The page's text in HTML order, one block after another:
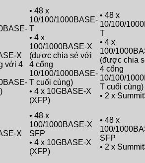
X
với 4
• 48 x
10/100/1000BASE-
T
• 4 x
100/1000BASE-X
(được chia sẻ với
4 cổng
10/100/1000BASE-
T cuối cùng)
• 4 x 10GBASE-X
(XFP)
• 48 x
10/100/
T
• 4 x
100/
(được chia
4 cổng
10/100/
T cuối cùng)
• 2 x
X
• 48 x
100/1000BASE-X
SFP
• 4 x 10GBASE-X
(XFP)
• 48 x
100/
SFP
• 2 x